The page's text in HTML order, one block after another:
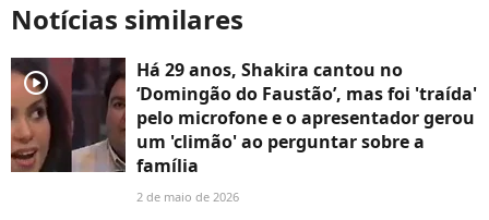
Notícias similares
player2
Há 29 anos, Shakira cantou no
‘Domingão do Faustão’, mas foi 'traída'
pelo microfone e o apresentador gerou
um 'climão' ao perguntar sobre a
família
2 de maio de 2026